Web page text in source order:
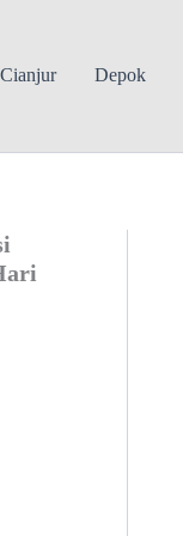
Cianjur Depok